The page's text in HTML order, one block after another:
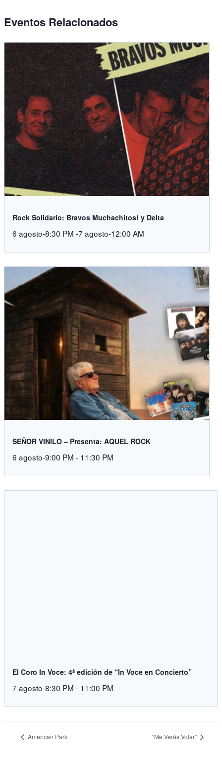
Eventos Relacionados
Rock Solidario: Bravos Muchachitos! y Delta
6 agosto-8:30 PM -7 agosto-12:00 AM
SEÑOR VINILO – Presenta: AQUEL ROCK
6 agosto-9:00 PM - 11:30 PM
El Coro In Voce: 4ª edición de “In Voce en Concierto”
7 agosto-8:30 PM - 11:00 PM
American Park “Me Verás Volar”